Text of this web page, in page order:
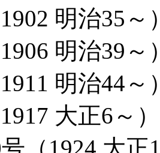
明治35～
明治39～
明治44～
大正6～）